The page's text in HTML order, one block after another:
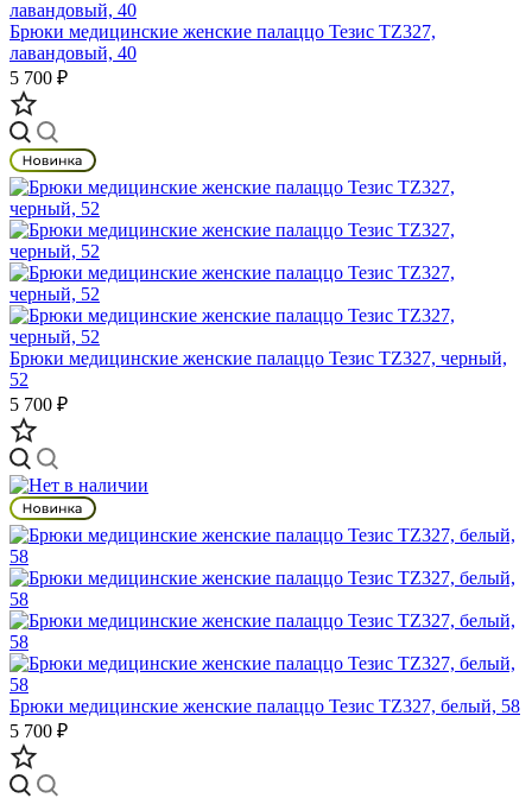
Брюки медицинские женские палаццо Тезис TZ327,
лавандовый, 40
5 700 ₽
Брюки медицинские женские палаццо Тезис TZ327, черный,
52
5 700 ₽
Брюки медицинские женские палаццо Тезис TZ327, белый, 58
5 700 ₽